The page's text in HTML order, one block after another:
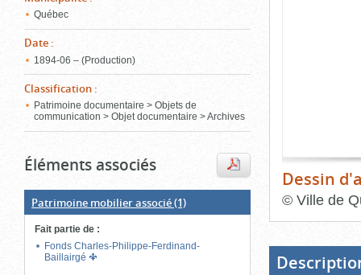
Québec
Date :
1894‑06 – (Production)
Classification :
Patrimoine documentaire > Objets de
communication > Objet documentaire > Archives
Éléments associés
Patrimoine mobilier associé(1)
Fait partie de :
Fonds Charles-Philippe-Ferdinand-
Baillairgé
Dessin
© Ville de
bloc
d'onglets